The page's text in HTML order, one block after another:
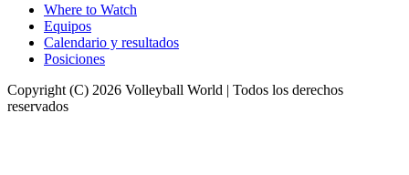
Where to Watch
Equipos
Calendario y resultados
Posiciones
Copyright (C) 2026 Volleyball World | Todos los derechos
reservados